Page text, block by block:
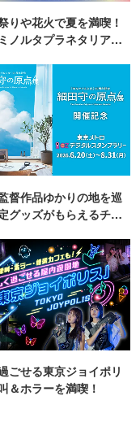
りや花火で夏を満喫！
ノルタプラネタリア
督作品ゆかりの地を巡
グッズがもらえるチャ
ごせる東京ジョイポリ
＆ホラーを満喫！